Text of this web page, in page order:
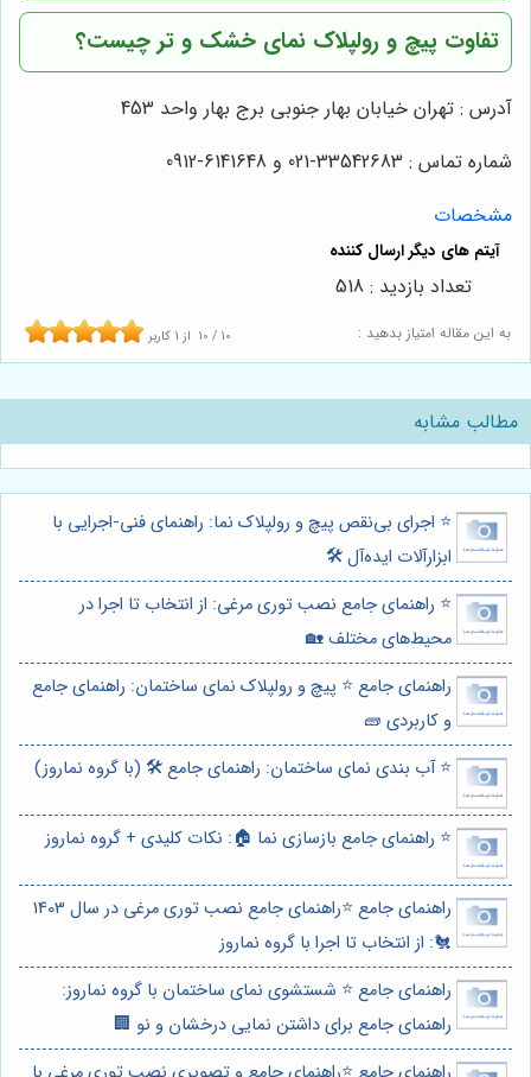
تفاوت پیچ و رولپلاک نمای خشک و تر چیست؟
آدرس : تهران خیابان بهار جنوبی برج بهار واحد 453
شماره تماس : 33542683-021 و 6141648-0912
مشخصات
به این مقاله امتیاز بدهید : 10 / 10 از 1 کاربر
تعداد بازدید : 518
مطالب مشابه
⭐️ اجرای بی‌نقص پیچ و رولپلاک نما: راهنمای فنی-اجرایی با
ابزارآلات ایده‌آل 🛠️
⭐️ راهنمای جامع نصب توری مرغی: از انتخاب تا اجرا در
محیط‌های مختلف 🏡
راهنمای جامع ⭐️ پیچ و رولپلاک نمای ساختمان: راهنمای جامع
و کاربردی 🧱
⭐️ آب بندی نمای ساختمان: راهنمای جامع 🛠️ (با گروه نماروز)
⭐️ راهنمای جامع بازسازی نما 🏠: نکات کلیدی + گروه نماروز
راهنمای جامع ⭐️راهنمای جامع نصب توری مرغی در سال 1403
🐔: از انتخاب تا اجرا با گروه نماروز
راهنمای جامع ⭐️ شستشوی نمای ساختمان با گروه نماروز:
راهنمای جامع برای داشتن نمایی درخشان و نو 🏢